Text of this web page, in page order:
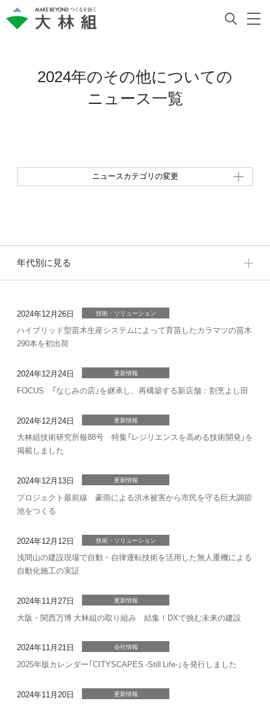
2024年のその他についての
ニュース一覧
ニュースカテゴリの変更
年代別に見る
2024年12月26日 技術・ソリューション
ハイブリッド型苗木生産システムによって育苗したカラマツの苗木
290本を初出荷
2024年12月24日 更新情報
FOCUS 「なじみの店」を継承し、再構築する新店舗：割烹よし田
2024年12月24日 更新情報
大林組技術研究所報88号 特集「レジリエンスを高める技術開発」を
掲載しました
2024年12月13日 更新情報
プロジェクト最前線 豪雨による洪水被害から市民を守る巨大調節
池をつくる
2024年12月12日 技術・ソリューション
浅間山の建設現場で自動・自律運転技術を活用した無人重機による
自動化施工の実証
2024年11月27日 更新情報
大阪・関西万博 大林組の取り組み 結集！DXで挑む未来の建設
2024年11月21日 会社情報
2025年版カレンダー「CITYSCAPES -Still Life-」を発行しました
2024年11月20日 更新情報